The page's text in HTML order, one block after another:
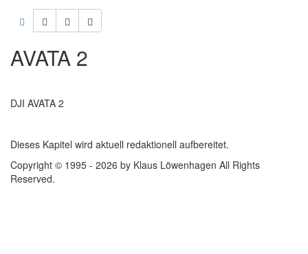
AVATA 2
DJI AVATA 2
Dieses Kapitel wird aktuell redaktionell aufbereitet.
Copyright © 1995 - 2026 by Klaus Löwenhagen All Rights
Reserved.